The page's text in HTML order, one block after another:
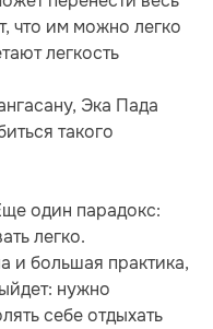
что им можно легко
легкость
Эка Пада
такого
один парадокс:
легко.
и большая практика,
нужно
себе отдыхать